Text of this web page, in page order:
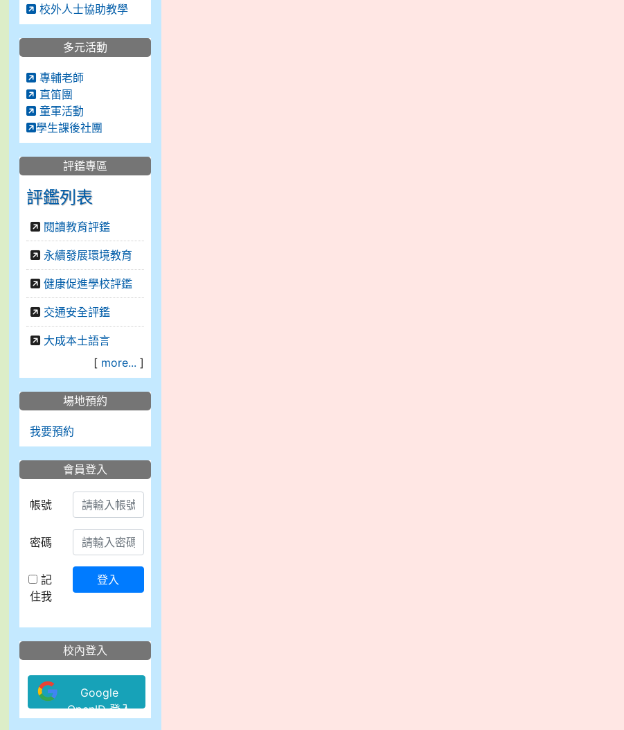
校外人士協助教學
多元活動
專輔老師
直笛團
童軍活動
學生課後社團
評鑑專區
評鑑列表
閱讀教育評鑑
永續發展環境教育
健康促進學校評鑑
交通安全評鑑
大成本土語言
[ more... ]
場地預約
我要預約
會員登入
帳號
密碼
記
住我
登入
校內登入
Google
OpenID 登入